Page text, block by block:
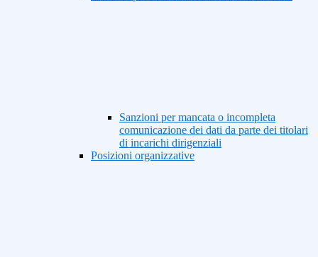
Sanzioni per mancata o incompleta
comunicazione dei dati da parte dei titolari
di incarichi dirigenziali
Posizioni organizzative